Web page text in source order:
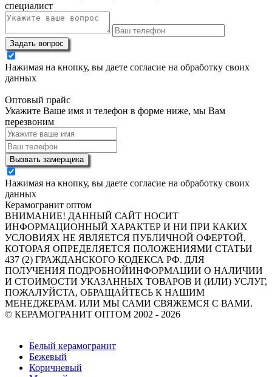
специалист
Задать вопрос
Нажимая на кнопку, вы даете согласие на обработку своих
данных
Оптовый прайс
Укажите Ваше имя и телефон в форме ниже, мы Вам
перезвоним
Вызвать замерщика
Нажимая на кнопку, вы даете согласие на обработку своих
данных
Керамогранит оптом
ВНИМАНИЕ! ДАННЫЙ САЙТ НОСИТ
ИНФОРМАЦИОННЫЙ ХАРАКТЕР И НИ ПРИ КАКИХ
УСЛОВИЯХ НЕ ЯВЛЯЕТСЯ ПУБЛИЧНОЙ ОФЕРТОЙ,
КОТОРАЯ ОПРЕДЕЛЯЕТСЯ ПОЛОЖЕНИЯМИ СТАТЬИ
437 (2) ГРАЖДАНСКОГО КОДЕКСА РФ. ДЛЯ
ПОЛУЧЕНИЯ ПОДРОБНОЙИНФОРМАЦИИ О НАЛИЧИИ
И СТОИМОСТИ УКАЗАННЫХ ТОВАРОВ И (ИЛИ) УСЛУГ,
ПОЖАЛУЙСТА, ОБРАЩАЙТЕСЬ К НАШИМ
МЕНЕДЖЕРАМ. ИЛИ МЫ САМИ СВЯЖЕМСЯ С ВАМИ.
© КЕРАМОГРАНИТ ОПТОМ 2002 - 2026
Белый керамогранит
Бежевый
Коричневый